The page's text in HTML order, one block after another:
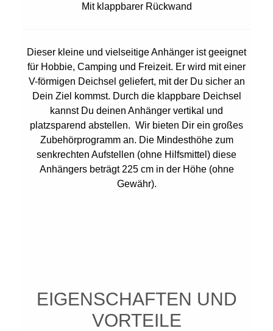
Mit klappbarer Rückwand
Dieser kleine und vielseitige Anhänger ist geeignet
für Hobbie, Camping und Freizeit. Er wird mit einer
V-förmigen Deichsel geliefert, mit der Du sicher an
Dein Ziel kommst. Durch die klappbare Deichsel
kannst Du deinen Anhänger vertikal und
platzsparend abstellen. Wir bieten Dir ein großes
Zubehörprogramm an. Die Mindesthöhe zum
senkrechten Aufstellen (ohne Hilfsmittel) diese
Anhängers beträgt 225 cm in der Höhe (ohne
Gewähr).
EIGENSCHAFTEN UND
VORTEILE